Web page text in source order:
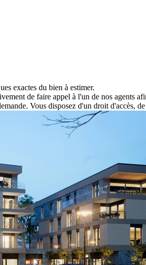
exactes du bien à estimer.
de faire appel à l'un de nos agents
Vous disposez d'un droit d'accès,